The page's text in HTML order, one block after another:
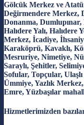
Gölcük Merkez ve
Değirmendere Merkez,
Donanma,
Halıdere Yalı, Halıdere
Merkez, İcadiye,
Karaköprü, Kavaklı,
Mesruriye, Nimetiye,
Saraylı, Şehitler,
Sofular, Topçular, Ulaşlı
Ümmiye, Yazlık
Emre, Yüzbaşılar
Hizmetlerimizden